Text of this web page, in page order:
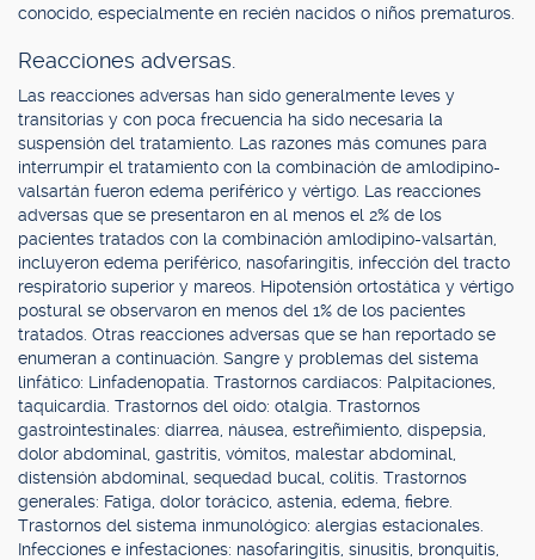
conocido, especialmente en recién nacidos o niños prematuros.
Reacciones adversas.
Las reacciones adversas han sido generalmente leves y
transitorias y con poca frecuencia ha sido necesaria la
suspensión del tratamiento. Las razones más comunes para
interrumpir el tratamiento con la combinación de amlodipino-
valsartán fueron edema periférico y vértigo. Las reacciones
adversas que se presentaron en al menos el 2% de los
pacientes tratados con la combinación amlodipino-valsartán,
incluyeron edema periférico, nasofaringitis, infección del tracto
respiratorio superior y mareos. Hipotensión ortostática y vértigo
postural se observaron en menos del 1% de los pacientes
tratados. Otras reacciones adversas que se han reportado se
enumeran a continuación. Sangre y problemas del sistema
linfático: Linfadenopatía. Trastornos cardíacos: Palpitaciones,
taquicardia. Trastornos del oído: otalgia. Trastornos
gastrointestinales: diarrea, náusea, estreñimiento, dispepsia,
dolor abdominal, gastritis, vómitos, malestar abdominal,
distensión abdominal, sequedad bucal, colitis. Trastornos
generales: Fatiga, dolor torácico, astenia, edema, fiebre.
Trastornos del sistema inmunológico: alergias estacionales.
Infecciones e infestaciones: nasofaringitis, sinusitis, bronquitis,